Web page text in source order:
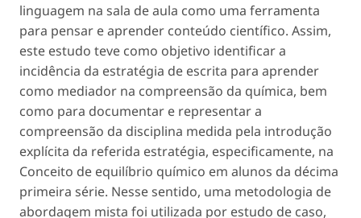
linguagem na sala de aula como uma ferramenta
para pensar e aprender conteúdo científico. Assim,
este estudo teve como objetivo identificar a
incidência da estratégia de escrita para aprender
como mediador na compreensão da química, bem
como para documentar e representar a
compreensão da disciplina medida pela introdução
explícita da referida estratégia, especificamente, na
Conceito de equilíbrio químico em alunos da décima
primeira série. Nesse sentido, uma metodologia de
abordagem mista foi utilizada por estudo de caso,